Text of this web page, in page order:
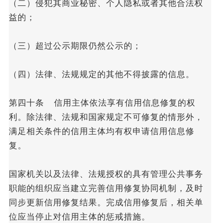
（二）侵犯其商业秘密、个人隐私或者其他合法权
益的；
（三）超过公示期限仍然公示的；
（四）法律、法规规定的其他不得披露的信息。
第四十条 信用主体依法享有信用信息修复的权
利。除法律、法规和国家规定不可修复的情形外，
满足相关条件的信用主体均有权申请信用信息修
复。
国家机关以及法律、法规授权的具有管理公共事务
职能的组织应当建立完善信用修复协同机制，及时
同步更新信用修复结果。完成信用修复后，相关单
位应当停止对信用主体的惩戒措施。